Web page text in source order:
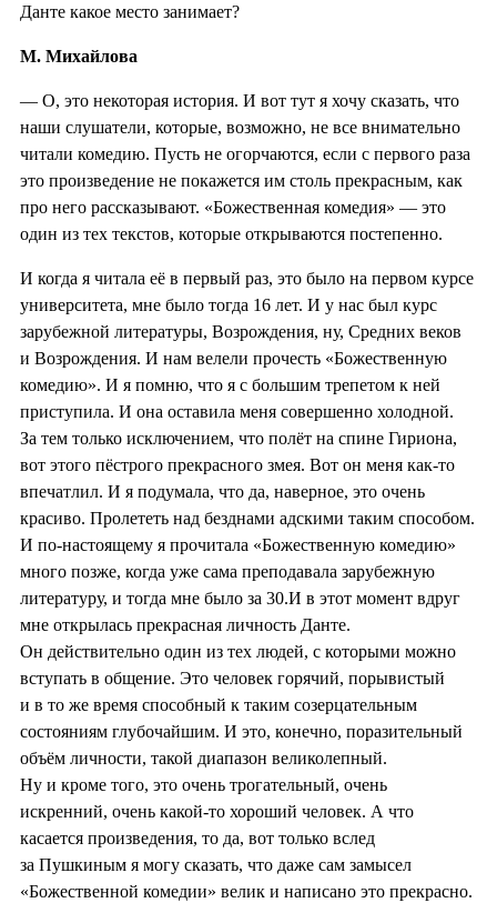
Данте какое место занимает?
М. Михайлова
— О, это некоторая история. И вот тут я хочу сказать, что
наши слушатели, которые, возможно, не все внимательно
читали комедию. Пусть не огорчаются, если с первого раза
это произведение не покажется им столь прекрасным, как
про него рассказывают. «Божественная комедия» — это
один из тех текстов, которые открываются постепенно.
И когда я читала её в первый раз, это было на первом курсе
университета, мне было тогда 16 лет. И у нас был курс
зарубежной литературы, Возрождения, ну, Средних веков
и Возрождения. И нам велели прочесть «Божественную
комедию». И я помню, что я с большим трепетом к ней
приступила. И она оставила меня совершенно холодной.
За тем только исключением, что полёт на спине Гириона,
вот этого пёстрого прекрасного змея. Вот он меня как-то
впечатлил. И я подумала, что да, наверное, это очень
красиво. Пролететь над безднами адскими таким способом.
И по-настоящему я прочитала «Божественную комедию»
много позже, когда уже сама преподавала зарубежную
литературу, и тогда мне было за 30.И в этот момент вдруг
мне открылась прекрасная личность Данте.
Он действительно один из тех людей, с которыми можно
вступать в общение. Это человек горячий, порывистый
и в то же время способный к таким созерцательным
состояниям глубочайшим. И это, конечно, поразительный
объём личности, такой диапазон великолепный.
Ну и кроме того, это очень трогательный, очень
искренний, очень какой-то хороший человек. А что
касается произведения, то да, вот только вслед
за Пушкиным я могу сказать, что даже сам замысел
«Божественной комедии» велик и написано это прекрасно.